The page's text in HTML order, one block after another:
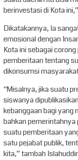
berinvestasi di Kota
Dikatakannya, Ia
emosional dengan
Kota ini sebagai
pemberitaan tentang
dikonsumsi
“Misalnya, jika suatu
siswanya
kebanggaan bagi yang
bahkan
suatu pemberitaan
satu pejabat publik,
kita,” tambah